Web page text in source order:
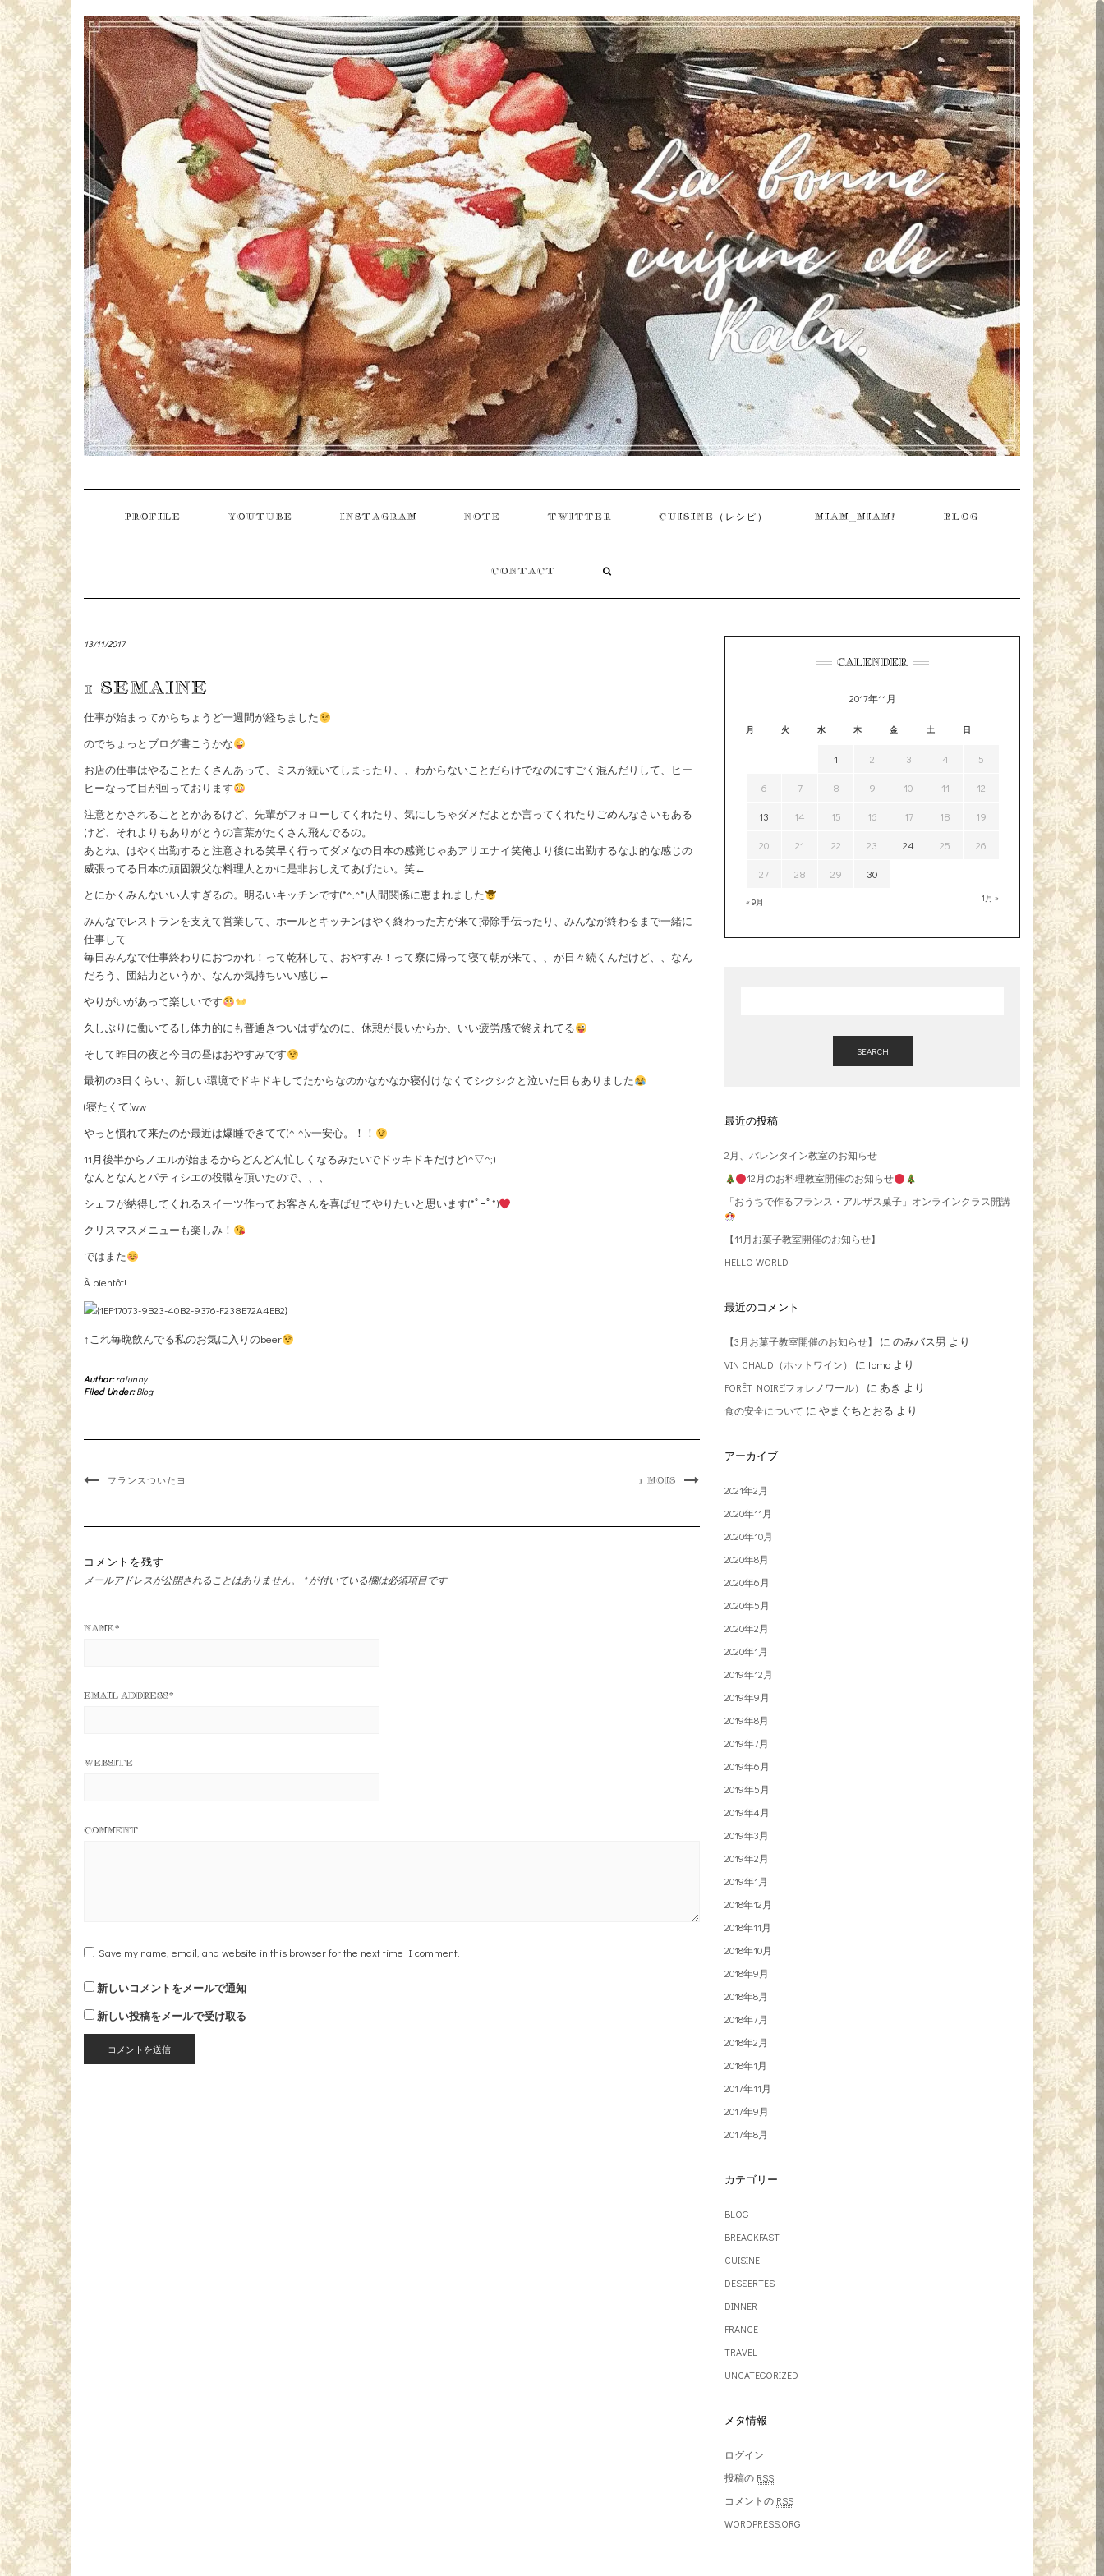
PROFILE YOUTUBE INSTAGRAM NOTE TWITTER CUISINE（レシピ） MIAM_MIAM! BLOG
CONTACT
13/11/2017
1 SEMAINE
仕事が始まってからちょうど一週間が経ちました
のでちょっとブログ書こうかな
お店の仕事はやることたくさんあって、ミスが続いてしまったり、、わからないことだらけでなのにすごく混んだりして、ヒー
ヒーなって目が回っております
注意とかされることとかあるけど、先輩がフォローしてくれたり、気にしちゃダメだよとか言ってくれたりごめんなさいもある
けど、それよりもありがとうの言葉がたくさん飛んでるの。
あとね、はやく出勤すると注意される笑早く行ってダメなの日本の感覚じゃあアリエナイ笑俺より後に出勤するなよ的な感じの
威張ってる日本の頑固親父な料理人とかに是非おしえてあげたい。笑←
とにかくみんないい人すぎるの。明るいキッチンです(*^.^*)人間関係に恵まれました
みんなでレストランを支えて営業して、ホールとキッチンはやく終わった方が来て掃除手伝ったり、みんなが終わるまで一緒に
仕事して
毎日みんなで仕事終わりにおつかれ！って乾杯して、おやすみ！って寮に帰って寝て朝が来て、、が日々続くんだけど、、なん
だろう、団結力というか、なんか気持ちいい感じ←
やりがいがあって楽しいです
久しぶりに働いてるし体力的にも普通きついはずなのに、休憩が長いからか、いい疲労感で終えれてる
そして昨日の夜と今日の昼はおやすみです
最初の3日くらい、新しい環境でドキドキしてたからなのかなかなか寝付けなくてシクシクと泣いた日もありました
(寝たくて)ww
やっと慣れて来たのか最近は爆睡できてて(^-^)v一安心。！！
11月後半からノエルが始まるからどんどん忙しくなるみたいでドッキドキだけど(^▽^;)
なんとなんとパティシエの役職を頂いたので、、、
シェフが納得してくれるスイーツ作ってお客さんを喜ばせてやりたいと思います(*ﾟｰﾟ*)
クリスマスメニューも楽しみ！
ではまた
À bientôt!
↑これ毎晩飲んでる私のお気に入りのbeer
Author:ralunny
Filed Under:Blog
フランスついたヨ 1 MOIS
コメントを残す
メールアドレスが公開されることはありません。 *が付いている欄は必須項目です
NAME*
EMAIL ADDRESS*
WEBSITE
COMMENT
Save my name, email, and website in this browser for the next time I comment.
新しいコメントをメールで通知
新しい投稿をメールで受け取る
CALENDER
2017年11月
月 火 水 木 金 土 日
« 9月 1月 »
1 2 3 4 5
6 7 8 9 10 11 12
13 14 15 16 17 18 19
20 21 22 23 24 25 26
27 28 29 30
SEARCH
最近の投稿
2月、バレンタイン教室のお知らせ
12月のお料理教室開催のお知らせ
「おうちで作るフランス・アルザス菓子」オンラインクラス開講
【11月お菓子教室開催のお知らせ】
HELLO WORLD
最近のコメント
【3月お菓子教室開催のお知らせ】 に のみバス男 より
VIN CHAUD（ホットワイン） に tomo より
FORÊT NOIRE(フォレノワール） に あき より
食の安全について に やまぐちとおる より
アーカイブ
2021年2月
2020年11月
2020年10月
2020年8月
2020年6月
2020年5月
2020年2月
2020年1月
2019年12月
2019年9月
2019年8月
2019年7月
2019年6月
2019年5月
2019年4月
2019年3月
2019年2月
2019年1月
2018年12月
2018年11月
2018年10月
2018年9月
2018年8月
2018年7月
2018年2月
2018年1月
2017年11月
2017年9月
2017年8月
カテゴリー
BLOG
BREACKFAST
CUISINE
DESSERTES
DINNER
FRANCE
TRAVEL
UNCATEGORIZED
メタ情報
ログイン
投稿の RSS
コメントの RSS
WORDPRESS.ORG